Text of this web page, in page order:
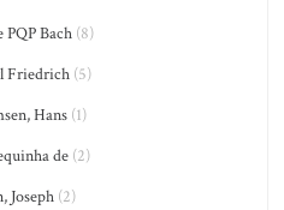
PQP Bach(8)
Friedrich(5)
Hans(1)
de (2)
Joseph(2)